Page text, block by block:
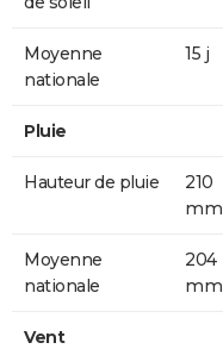
Moyenne
nationale
15 j
Pluie
Hauteur de pluie
210
mm
Moyenne
nationale
204
mm
Vent